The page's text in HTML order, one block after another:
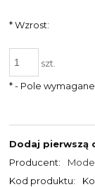
*Wzrost:
szt.
*- Pole wymagane
Dodaj pierwszą
Producent:
Kod produktu: